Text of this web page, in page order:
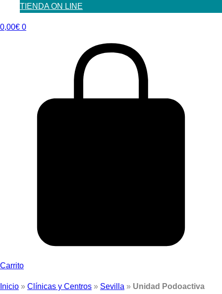
TIENDA ON LINE
0,00€ 0
Carrito
Inicio » Clínicas y Centros » Sevilla » Unidad Podoactiva